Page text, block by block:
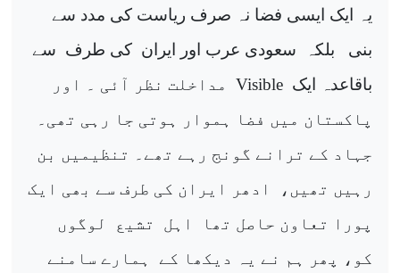
یہ ایک ایسی فضا نہ صرف ریاست کی مدد سے
بنی
بلکہ سعودی عرب اور ایران کی طرف سے
باقاعدہ ایک Visible
مداخلت نظر آئی ۔ اور
پاکستان میں فضا ہموار ہوتی جا رہی تھی۔
جہاد کے ترانے گونج رہے تھے۔ تنظیمیں بن
رہیں تھیں،
ادھر ایران کی طرف سے بھی ایک
پورا تعاون حاصل تھا
اہل تشیع
لوگوں
کو، پھر ہم نے یہ دیکھا کے
ہمارے سامنے